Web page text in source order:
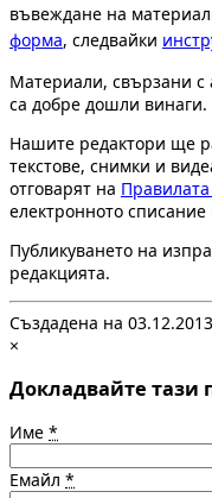
въвеждане на
форма, следвайки
Материали, свързани с
са добре дошли винаги.
Нашите редактори ще
текстове, снимки и
отговарят на Правилата
електронното списание
Публикуването на
редакцията.
Създадена на
×
Докладвайте тази
Име *
Емайл *